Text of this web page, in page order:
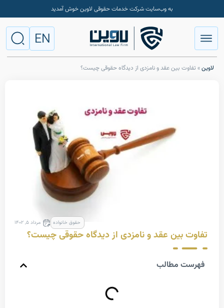
به وب‌سایت شرکت خدمات حقوقی لاوین خوش آمدید
بین عقد و نامزدی از دیدگاه حقوقی چیست؟
مرداد ۵, ۱۴۰۲
بین عقد و نامزدی از دیدگاه حقوقی چیست؟
مطالب